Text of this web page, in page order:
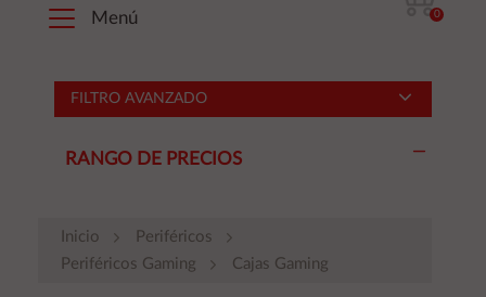
Menú 0
FILTRO AVANZADO
RANGO DE PRECIOS
Inicio
Periféricos
Periféricos Gaming
Cajas Gaming